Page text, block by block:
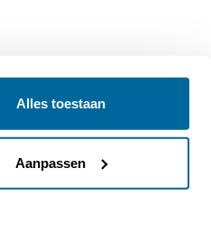
Alles toestaan
Aanpassen